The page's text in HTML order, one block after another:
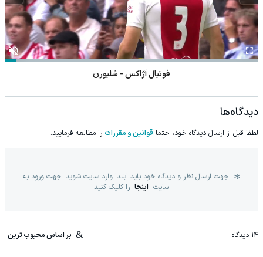
فوتبال آژاکس - شلبورن
دیدگاه‌ها
لطفا قبل از ارسال دیدگاه خود، حتما قوانین و مقررات را مطالعه فرمایید.
جهت ارسال نظر و دیدگاه خود باید ابتدا وارد سایت شوید. جهت ورود به
سایت اینجا را کلیک کنید
14 دیدگاه بر اساس محبوب ترین